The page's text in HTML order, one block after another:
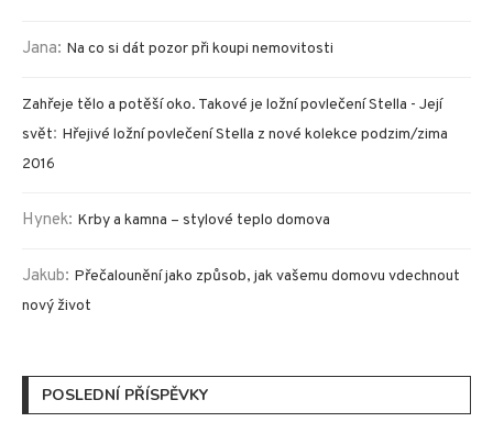
Jana: Na co si dát pozor při koupi nemovitosti
Zahřeje tělo a potěší oko. Takové je ložní povlečení Stella - Její
svět: Hřejivé ložní povlečení Stella z nové kolekce podzim/zima
2016
Hynek: Krby a kamna – stylové teplo domova
Jakub: Přečalounění jako způsob, jak vašemu domovu vdechnout
nový život
POSLEDNÍ PŘÍSPĚVKY